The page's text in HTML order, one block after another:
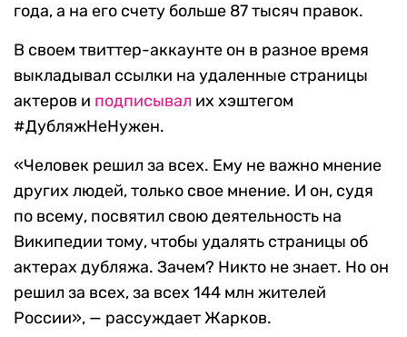
года, а на его счету больше 87 тысяч правок.
В своем твиттер-аккаунте он в разное время
выкладывал ссылки на удаленные страницы
актеров и подписывал их хэштегом
#ДубляжНеНужен.
«Человек решил за всех. Ему не важно мнение
других людей, только свое мнение. И он, судя
по всему, посвятил свою деятельность на
Википедии тому, чтобы удалять страницы об
актерах дубляжа. Зачем? Никто не знает. Но он
решил за всех, за всех 144 млн жителей
России», — рассуждает Жарков.